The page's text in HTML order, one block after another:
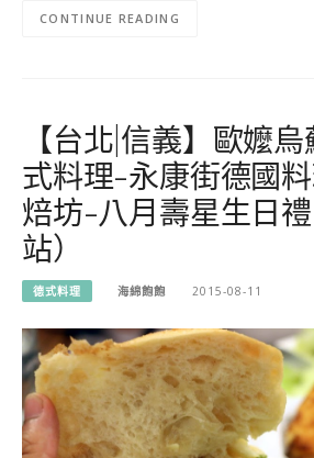
CONTINUE READING
【台北|信義】歐嬤
式料理-永康街德國
焙坊-八月壽星生日
站）
德式料理 海綿飽飽 2015-08-11